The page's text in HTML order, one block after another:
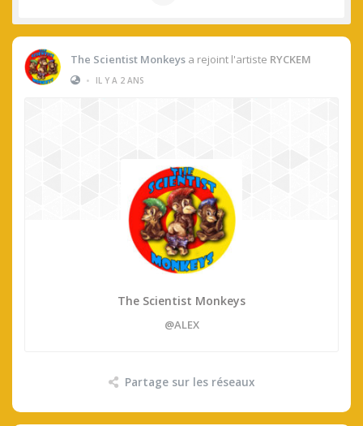
The Scientist Monkeys a rejoint l'artiste RYCKEM
•
IL Y A 2 ANS
The Scientist Monkeys
@ALEX
Partage sur les réseaux